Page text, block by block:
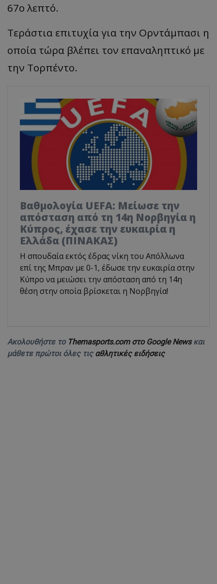
67ο λεπτό.
Τεράστια επιτυχία για την Ορντάμπασι η
οποία τώρα βλέπει τον επαναληπτικό με
την Τορπέντο.
Βαθμολογία UEFA: Μείωσε την
απόσταση από τη 14η Νορβηγία η
Κύπρος, έχασε την ευκαιρία η
Ελλάδα (ΠΙΝΑΚΑΣ)
Η σπουδαία εκτός έδρας νίκη του Απόλλωνα
επί της Μπραν με 0-1, έδωσε την ευκαιρία στην
Κύπρο να μειώσει την απόσταση από τη 14η
θέση στην οποία βρίσκεται η Νορβηγία!
Ακολουθήστε το Themasports.com στο Google Newsκαι
μάθετε πρώτοι όλες τις αθλητικές ειδήσεις